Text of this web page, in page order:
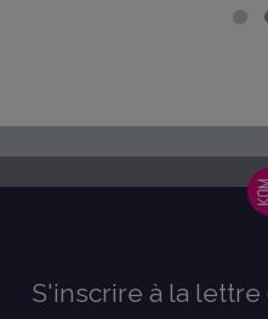
S'inscrire à la